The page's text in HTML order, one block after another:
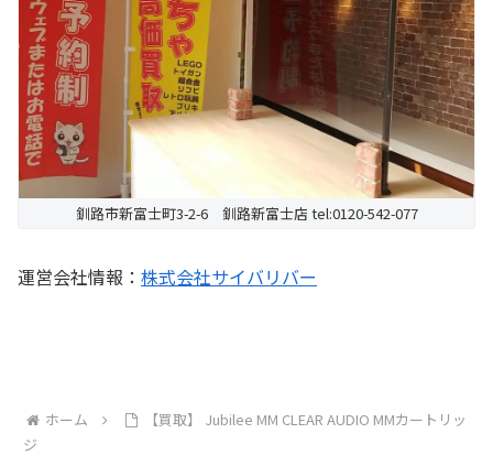
釧路市新富士町3-2-6 釧路新富士店 tel:0120-542-077
運営会社情報： 株式会社サイバリバー
ホーム
【買取】 Jubilee MM CLEAR AUDIO MMカートリッ
ジ